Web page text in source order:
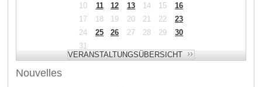
10
11 12 13 14 15
16
17
18 19 20 21 22
23
24
25 26 27 28 29
30
31
Nouvelles